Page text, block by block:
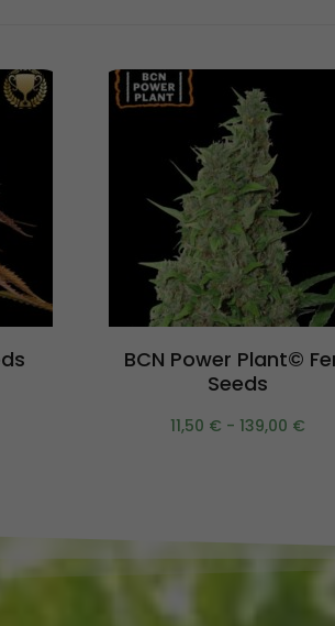
Scegli
BCN Power Plant©
Seeds
11,50 € - 139,00 €